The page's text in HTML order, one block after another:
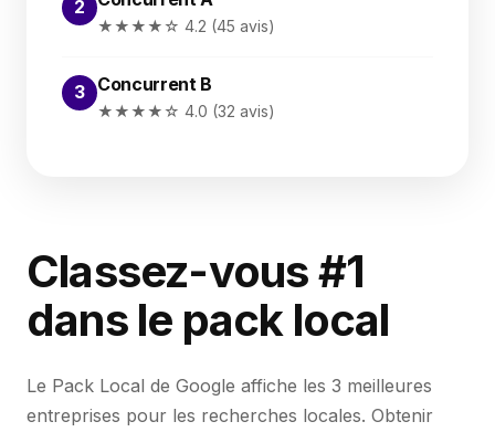
2
★★★★☆ 4.2 (45 avis)
3 Concurrent B
★★★★☆ 4.0 (32 avis)
Classez-vous #1
dans le pack local
Le Pack Local de Google affiche les 3 meilleures
entreprises pour les recherches locales. Obtenir